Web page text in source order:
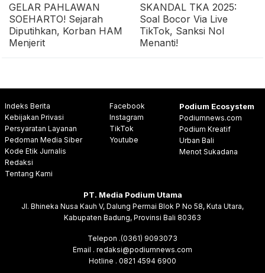
GELAR PAHLAWAN
SOEHARTO! Sejarah
Diputihkan, Korban HAM
Menjerit
SKANDAL TKA 2025:
Soal Bocor Via Live
TikTok, Sanksi Nol
Menanti!
Indeks Berita
Kebijakan Privasi
Persyaratan Layanan
Pedoman Media Siber
Kode Etik Jurnalis
Redaksi
Tentang Kami
Facebook
Instagram
TikTok
Youtube
Podium Ecosystem
Podiumnews.com
Podium Kreatif
Urban Bali
Menot Sukadana
PT. Media Podium Utama
Jl. Bhineka Nusa Kauh V, Dalung Permai Blok P No 58, Kuta Utara,
Kabupaten Badung, Provinsi Bali 80363
Telepon .(0361) 9093073
Email . redaksi@podiumnews.com
Hotline . 0821 4594 6900